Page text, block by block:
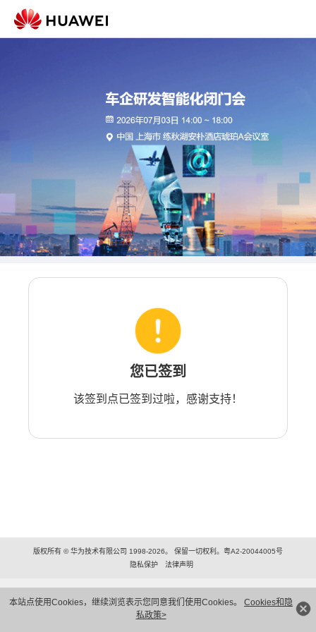
本站点使用Cookies，继续浏览表示您同意我们使用Cookies。 Cookies和隐
私政策>
您已签到
该签到点已签到过啦，感谢支持！
版权所有 © 华为技术有限公司 1998-2026。 保留一切权利。粤A2-20044005号
隐私保护
法律声明